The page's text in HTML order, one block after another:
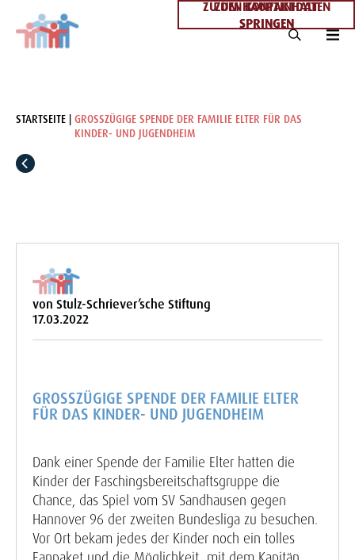
ZUM HAUPTINHALT
SPRINGEN
ZU DEN KONTAKTDATEN
SPRINGEN
STARTSEITE
GROSSZÜGIGE SPENDE DER FAMILIE ELTER FÜR DAS K
INDER- UND JUGENDHEIM
von Stulz-Schriever’sche Stiftung
17.03.2022
GROSSZÜGIGE SPENDE DER FAMILIE ELTER F
ÜR DAS KINDER- UND JUGENDHEIM
Dank einer Spende der Familie Elter hatten die
Kinder der Faschingsbereitschaftsgruppe die
Chance, das Spiel vom SV Sandhausen gegen
Hannover 96 der zweiten Bundesliga zu besuchen.
Vor Ort bekam jedes der Kinder noch ein tolles